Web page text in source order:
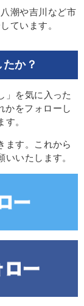
潮や吉川など市
ています。
か？
」を気に入った
かをフォローし
。
ます。これから
いたします。